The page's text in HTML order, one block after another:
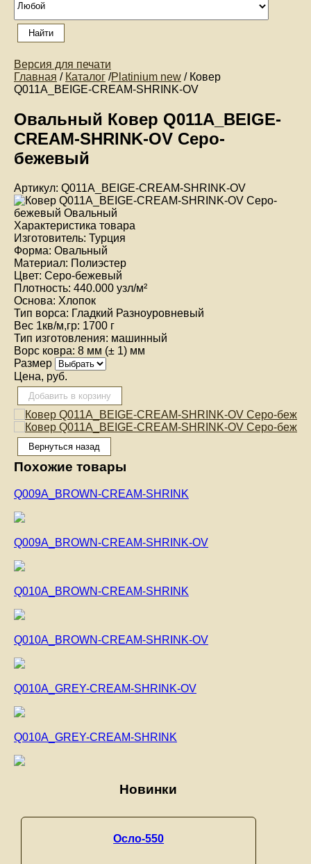
Версия для печати
Главная / Каталог /Platinium new / Ковер
Q011A_BEIGE-CREAM-SHRINK-OV
Овальный Ковер Q011A_BEIGE-
CREAM-SHRINK-OV Серо-
бежевый
Артикул: Q011A_BEIGE-CREAM-SHRINK-OV
Характеристика товара
Изготовитель: Турция
Форма: Овальный
Материал: Полиэстер
Цвет: Серо-бежевый
Плотность: 440.000 узл/м²
Основа: Хлопок
Тип ворса: Гладкий Разноуровневый
Вес 1кв/м,гр: 1700 г
Тип изготовления: машинный
Ворс ковра: 8 мм (± 1) мм
Размер
Цена, руб.
Похожие товары
Q009A_BROWN-CREAM-SHRINK
Q009A_BROWN-CREAM-SHRINK-OV
Q010A_BROWN-CREAM-SHRINK
Q010A_BROWN-CREAM-SHRINK-OV
Q010A_GREY-CREAM-SHRINK-OV
Q010A_GREY-CREAM-SHRINK
Новинки
Осло-550